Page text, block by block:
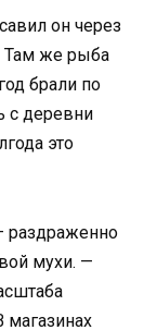
он через
Там же рыба
брали по
с деревни
это
раздраженно
мухи. —
магазинах